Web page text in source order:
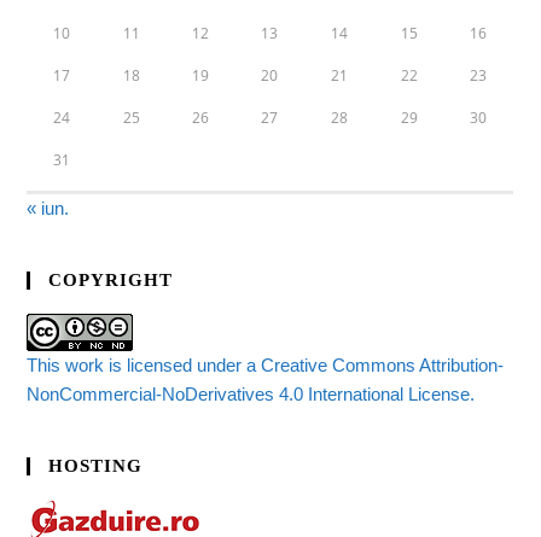
10 11 12 13 14 15 16
17 18 19 20 21 22 23
24 25 26 27 28 29 30
31
« iun.
COPYRIGHT
This work is licensed under a Creative Commons Attribution-
NonCommercial-NoDerivatives 4.0 International License.
HOSTING